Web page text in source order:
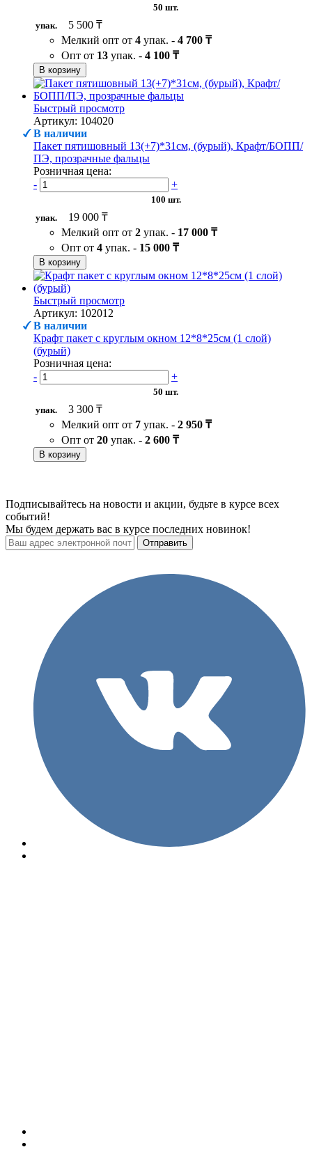
50 шт.
упак.
5 500 ₸
Мелкий опт от 4 упак. - 4 700 ₸
Опт от 13 упак. - 4 100 ₸
В корзину
Быстрый просмотр
Артикул: 104020
В наличии
Пакет пятишовный 13(+7)*31см, (бурый), Крафт/БОПП/
ПЭ, прозрачные фальцы
Розничная цена:
-
+
100 шт.
упак.
19 000 ₸
Мелкий опт от 2 упак. - 17 000 ₸
Опт от 4 упак. - 15 000 ₸
В корзину
Быстрый просмотр
Артикул: 102012
В наличии
Крафт пакет с круглым окном 12*8*25см (1 слой)
(бурый)
Розничная цена:
-
+
50 шт.
упак.
3 300 ₸
Мелкий опт от 7 упак. - 2 950 ₸
Опт от 20 упак. - 2 600 ₸
В корзину
Подписывайтесь на новости и акции, будьте в курсе всех
событий!
Мы будем держать вас в курсе последних новинок!